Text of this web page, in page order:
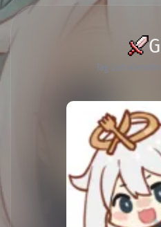
Tag List